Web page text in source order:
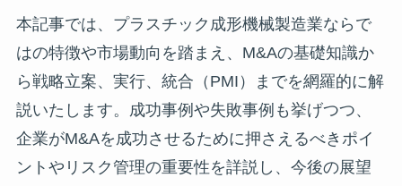
本記事では、プラスチック成形機械製造業ならで
はの特徴や市場動向を踏まえ、M&Aの基礎知識か
ら戦略立案、実行、統合（PMI）までを網羅的に解
説いたします。成功事例や失敗事例も挙げつつ、
企業がM&Aを成功させるために押さえるべきポイ
ントやリスク管理の重要性を詳説し、今後の展望